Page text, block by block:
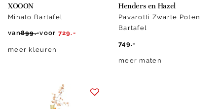
XOOON
Minato Bartafel
van899.-voor 729.-
meer kleuren
Henders en Hazel
Pavarotti Zwarte Poten
Bartafel
749.-
meer maten